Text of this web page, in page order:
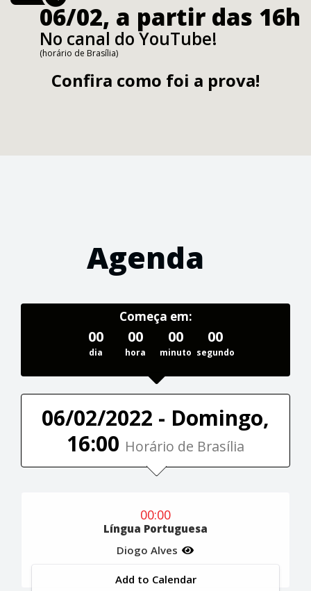
06/02, a partir das 16h
No canal do YouTube!
(horário de Brasília)
Confira como foi a prova!
Agenda
Começa em:
00
dia
00
hora
00
minuto
00
segundo
06/02/2022 - Domingo,
16:00 Horário de Brasília
00:00
Língua Portuguesa
Diogo Alves
Add to Calendar